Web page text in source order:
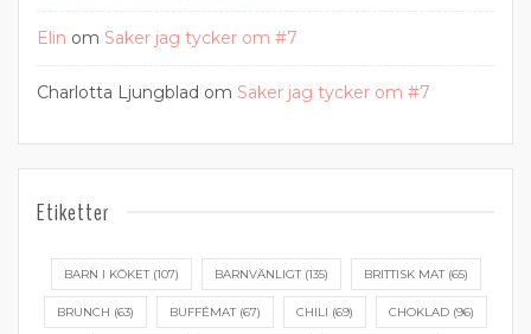
Elin om Saker jag tycker om #7
Charlotta Ljungblad om Saker jag tycker om #7
Etiketter
BARN I KÖKET(107) BARNVÄNLIGT(135) BRITTISK MAT(65)
BRUNCH (63) BUFFÉMAT(67) CHILI (69) CHOKLAD (96)